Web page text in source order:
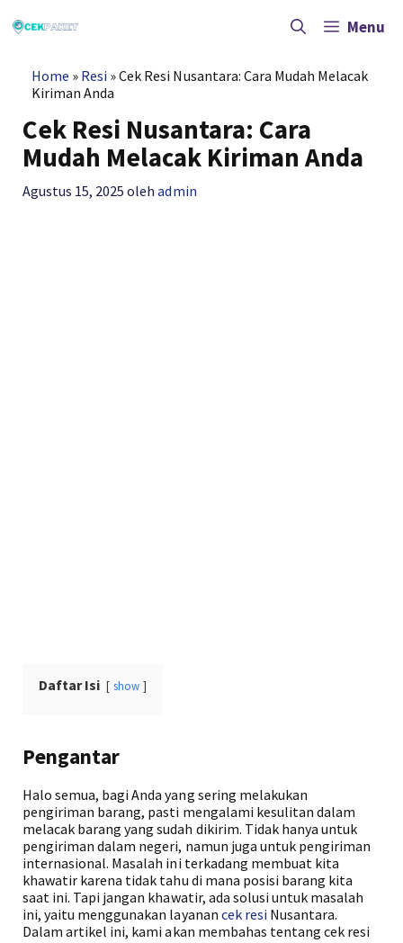
ke
Menu
Home » Resi »Cek Resi Nusantara: Cara Mudah Melacak
Kiriman Anda
Cek Resi Nusantara: Cara
Mudah Melacak Kiriman Anda
Agustus 15, 2025 olehadmin
Daftar Isi show
Pengantar
Halo semua, bagi Anda yang sering melakukan
pengiriman barang, pasti mengalami kesulitan dalam
melacak barang yang sudah dikirim. Tidak hanya untuk
pengiriman dalam negeri, namun juga untuk pengiriman
internasional. Masalah ini terkadang membuat kita
khawatir karena tidak tahu di mana posisi barang kita
saat ini. Tapi jangan khawatir, ada solusi untuk masalah
ini, yaitu menggunakan layanan cek resi Nusantara.
Dalam artikel ini, kami akan membahas tentang cek resi